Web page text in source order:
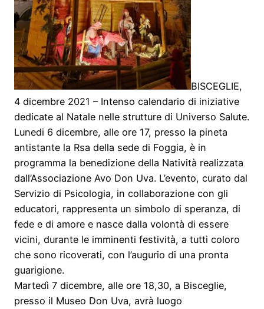
BISCEGLIE,
4 dicembre 2021 – Intenso calendario di iniziative
dedicate al Natale nelle strutture di Universo Salute.
Lunedi 6 dicembre, alle ore 17, presso la pineta
antistante la Rsa della sede di Foggia, è in
programma la benedizione della Natività realizzata
dall’Associazione Avo Don Uva. L’evento, curato dal
Servizio di Psicologia, in collaborazione con gli
educatori, rappresenta un simbolo di speranza, di
fede e di amore e nasce dalla volontà di essere
vicini, durante le imminenti festività, a tutti coloro
che sono ricoverati, con l’augurio di una pronta
guarigione.
Martedì 7 dicembre, alle ore 18,30, a Bisceglie,
presso il Museo Don Uva, avrà luogo